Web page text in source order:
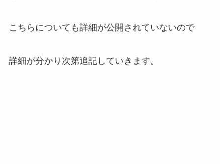
こちらについても詳細が公開されていないので
詳細が分かり次第追記していきます。